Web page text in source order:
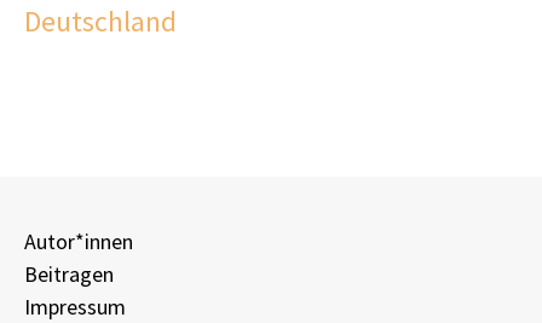
Deutschland
Autor*innen
Beitragen
Impressum